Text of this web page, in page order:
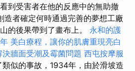
到受害者在他的反應中的無助撤
者確定何時通過完善的夢想工廠
的後果帶到了畫布上。 永和的護
美白療程，讓你的肌膚重現亮白
牆面受潮及霉菌問題 西屯按摩服
似的事故，1934年，由於滑坡造